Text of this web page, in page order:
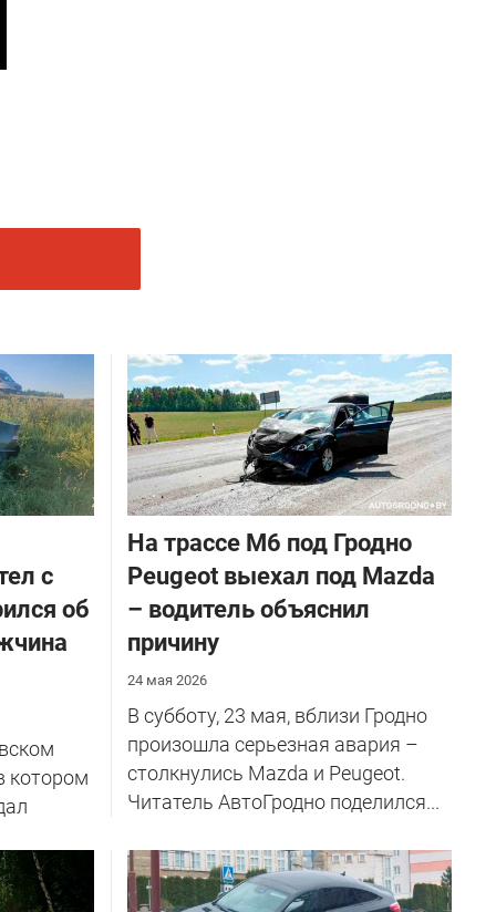
с
об
котором
На трассе М6 под Гродно
Peugeot выехал под Mazda
– водитель объяснил
причину
24 мая 2026
В субботу, 23 мая, вблизи Гродно
произошла серьезная авария –
столкнулись Mazda и Peugeot.
Читатель АвтоГродно поделился...